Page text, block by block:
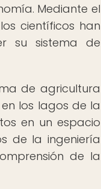
Mediante el
científicos han
su sistema de
de agricultura
los lagos de la
en un espacio
de la ingeniería
de la